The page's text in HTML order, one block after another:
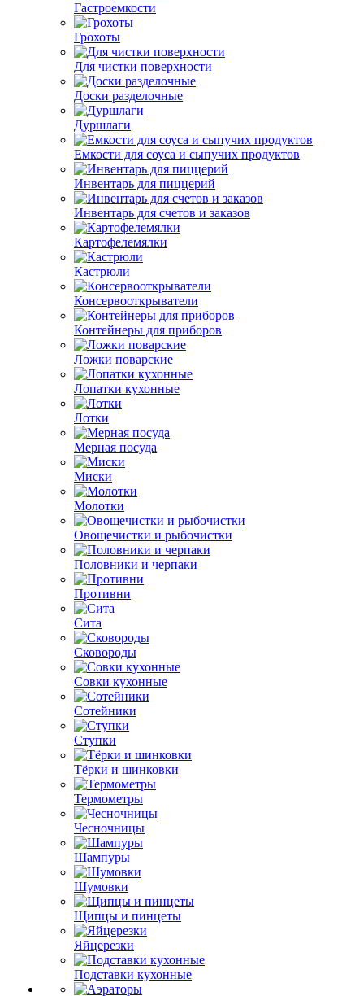
Гастроемкости
Грохоты
Для чистки поверхности
Доски разделочные
Дуршлаги
Емкости для соуса и сыпучих продуктов
Инвентарь для пиццерий
Инвентарь для счетов и заказов
Картофелемялки
Кастрюли
Консервооткрыватели
Контейнеры для приборов
Ложки поварские
Лопатки кухонные
Лотки
Мерная посуда
Миски
Молотки
Овощечистки и рыбочистки
Половники и черпаки
Противни
Сита
Сковороды
Совки кухонные
Сотейники
Ступки
Тёрки и шинковки
Термометры
Чесночницы
Шампуры
Шумовки
Щипцы и пинцеты
Яйцерезки
Подставки кухонные